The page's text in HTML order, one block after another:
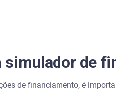
simulador de
de financiamento, é